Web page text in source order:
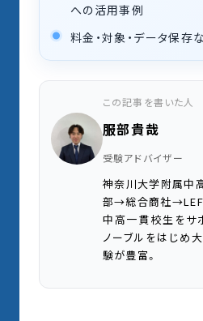
への活用事例
料金・対象・データ保存
この記事を書いた人
服部貴哉
受験アドバイザー
神奈川大学附属中
部→総合商社
中高一貫校生をサ
ノーブルをはじめ
験が豊富。